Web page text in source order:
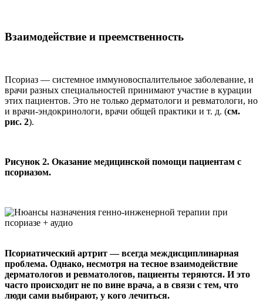
Взаимодействие и преемственность
Псориаз — системное иммуновоспалительное заболевание, и
врачи разных специальностей принимают участие в курации
этих пациентов. Это не только дерматологи и ревматологи, но
и врачи-эндокринологи, врачи общей практики и т. д. (см.
рис. 2).
Рисунок 2. Оказание медицинской помощи пациентам с
псориазом.
Псориатический артрит — всегда междисциплинарная
проблема. Однако, несмотря на тесное взаимодействие
дерматологов и ревматологов, пациенты теряются. И это
часто происходит не по вине врача, а в связи с тем, что
люди сами выбирают, у кого лечиться.